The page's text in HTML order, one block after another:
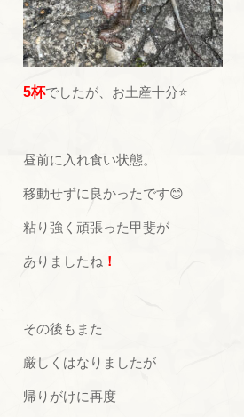
5杯でしたが、お土産十分⭐
昼前に入れ食い状態。
移動せずに良かったです😊
粘り強く頑張った甲斐が
ありましたね ！
その後もまた
厳しくはなりましたが
帰りがけに再度